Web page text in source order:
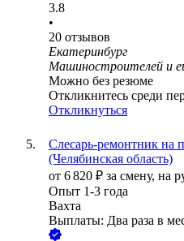
3.8
•
20 отзывов
Екатеринбург
Машиностроителей и
Можно без резюме
Откликнитесь среди
Откликнуться
Слесарь-ремонтник на
(Челябинская область)
от 6 820 ₽ за смену, на
Опыт 1-3 года
Вахта
Выплаты: Два раза в